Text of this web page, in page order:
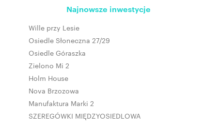
Najnowsze inwestycje
Wille przy Lesie
Osiedle Słoneczna 27/29
Osiedle Góraszka
Zielono Mi 2
Holm House
Nova Brzozowa
Manufaktura Marki 2
SZEREGÓWKI MIĘDZYOSIEDLOWA